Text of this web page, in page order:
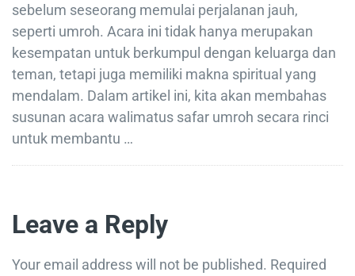
sebelum seseorang memulai perjalanan jauh,
seperti umroh. Acara ini tidak hanya merupakan
kesempatan untuk berkumpul dengan keluarga dan
teman, tetapi juga memiliki makna spiritual yang
mendalam. Dalam artikel ini, kita akan membahas
susunan acara walimatus safar umroh secara rinci
untuk membantu …
Leave a Reply
Your email address will not be published. Required